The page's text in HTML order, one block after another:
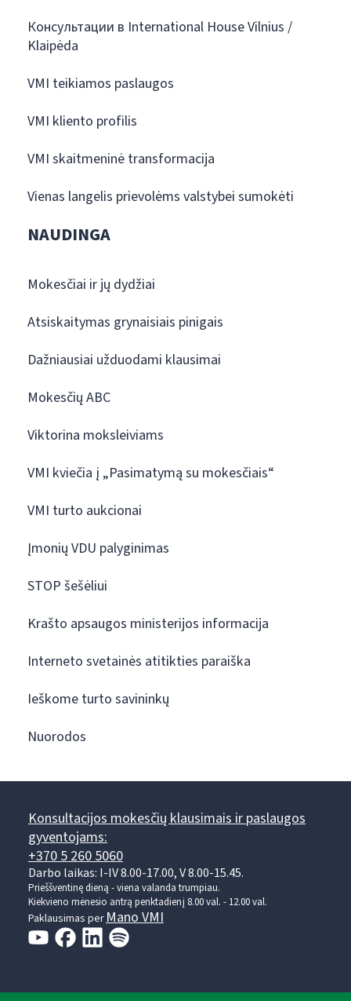
Консультации в International House Vilnius /
Klaipėda
VMI teikiamos paslaugos
VMI kliento profilis
VMI skaitmeninė transformacija
Vienas langelis prievolėms valstybei sumokėti
NAUDINGA
Mokesčiai ir jų dydžiai
Atsiskaitymas grynaisiais pinigais
Dažniausiai užduodami klausimai
Mokesčių ABC
Viktorina moksleiviams
VMI kviečia į „Pasimatymą su mokesčiais“
VMI turto aukcionai
Įmonių VDU palyginimas
STOP šešėliui
Krašto apsaugos ministerijos informacija
Interneto svetainės atitikties paraiška
Ieškome turto savininkų
Nuorodos
Konsultacijos mokesčių klausimais ir paslaugos
gyventojams:
+370 5 260 5060
Darbo laikas: I-IV 8.00-17.00, V 8.00-15.45.
Prieššventinę dieną - viena valanda trumpiau.
Kiekvieno mėnesio antrą penktadienį 8.00 val. - 12.00 val.
Paklausimas per Mano VMI